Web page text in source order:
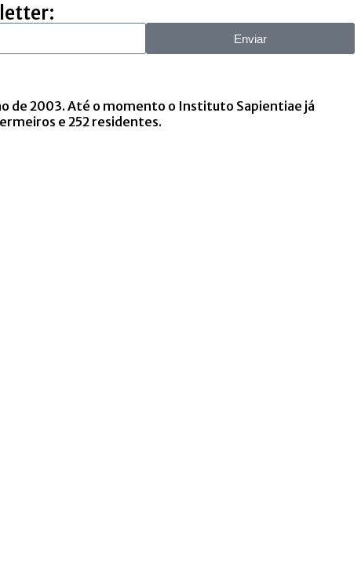
Enviar
de 2003. Até o momento o Instituto Sapientiae já
e 252 residentes.